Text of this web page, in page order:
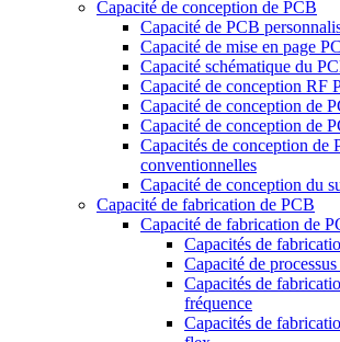
Capacité de conception de PCB
Capacité de PCB
Capacité de mise en page
Capacité schématique du
Capacité de conception RF
Capacité de conception de
Capacité de conception de
Capacités de conception de
conventionnelles
Capacité de conception du
Capacité de fabrication de PCB
Capacité de fabrication de
Capacités de
Capacité de
Capacités de
fréquence
Capacités de